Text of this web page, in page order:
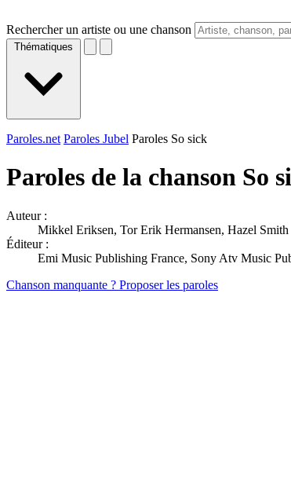
Rechercher un artiste ou une chanson
Thématiques
Paroles.net Paroles Jubel Paroles So sick
Paroles de la chanson So
Auteur :
Mikkel Eriksen, Tor Erik Hermansen, Hazel Smith
Éditeur :
Emi Music Publishing France, Sony Atv Music
Chanson manquante ? Proposer les paroles